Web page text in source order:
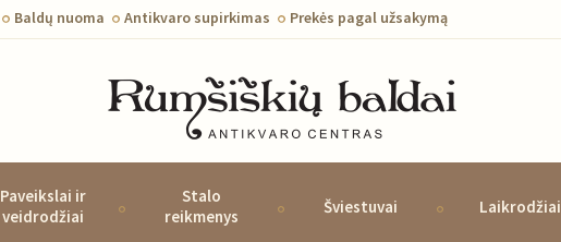
Baldų nuoma Antikvaro supirkimas Prekės pagal užsakymą
Paveikslai ir
veidrodžiai
Stalo
reikmenys
Šviestuvai Laikrodžiai